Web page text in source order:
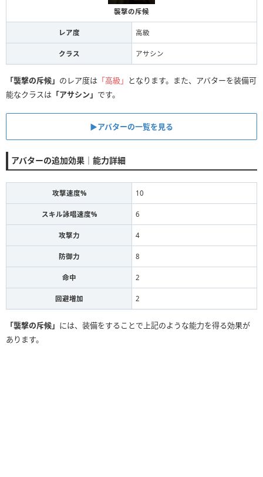
襲撃の斥候
レア度 高級
クラス アサシン
「襲撃の斥候」 のレア度は 「高級」 となります。また、アバターを装備可
能なクラスは 「アサシン」 です。
▶アバターの一覧を見る
アバターの追加効果｜能力詳細
攻撃速度% 10
スキル詠唱速度% 6
攻撃力 4
防御力 8
命中 2
回避増加 2
「襲撃の斥候」 には、装備をすることで上記のような能力を得る効果が
あります。